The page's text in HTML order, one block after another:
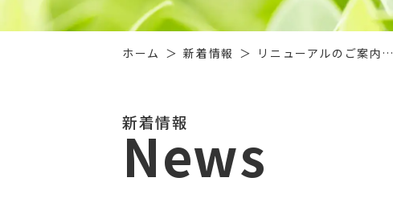
ホーム 新着情報 リニューアルのご案内…
新着情報
News